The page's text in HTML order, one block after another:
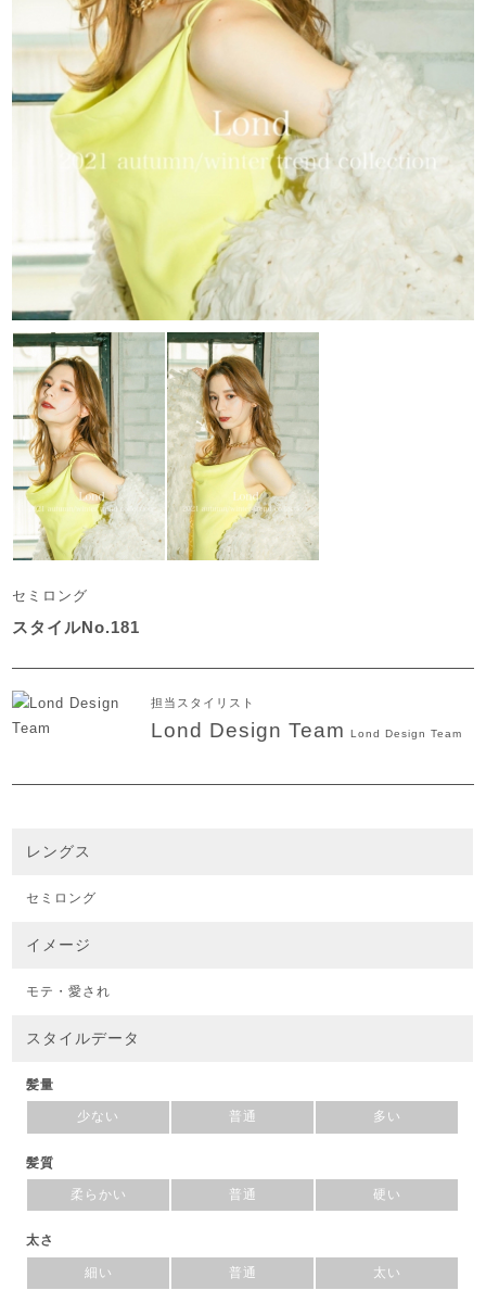
セミロング
スタイルNo.181
担当スタイリスト
Lond Design Team Lond Design Team
レングス
セミロング
イメージ
モテ・愛され
スタイルデータ
髪量
少ない 普通 多い
髪質
柔らかい 普通 硬い
太さ
細い 普通 太い